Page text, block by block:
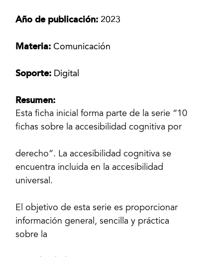
Año de publicación: 2023
Materia:Comunicación
Soporte: Digital
Resumen:
Esta ficha inicial forma parte de la serie “10
fichas sobre la accesibilidad cognitiva por
derecho”. La accesibilidad cognitiva se
encuentra incluida en la accesibilidad
universal.
El objetivo de esta serie es proporcionar
información general, sencilla y práctica
sobre la